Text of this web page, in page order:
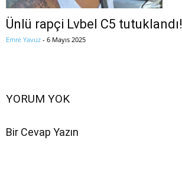
Ünlü rapçi Lvbel C5 tutuklandı!
Emre Yavuz - 6 Mayıs 2025
YORUM YOK
Bir Cevap Yazın